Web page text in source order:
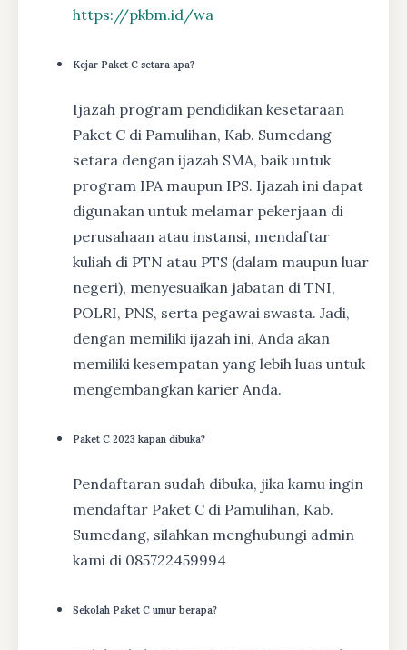
https://pkbm.id/wa
Kejar Paket C setara apa?
Ijazah program pendidikan kesetaraan
Paket C di Pamulihan, Kab. Sumedang
setara dengan ijazah SMA, baik untuk
program IPA maupun IPS. Ijazah ini dapat
digunakan untuk melamar pekerjaan di
perusahaan atau instansi, mendaftar
kuliah di PTN atau PTS (dalam maupun luar
negeri), menyesuaikan jabatan di TNI,
POLRI, PNS, serta pegawai swasta. Jadi,
dengan memiliki ijazah ini, Anda akan
memiliki kesempatan yang lebih luas untuk
mengembangkan karier Anda.
Paket C 2023 kapan dibuka?
Pendaftaran sudah dibuka, jika kamu ingin
mendaftar Paket C di Pamulihan, Kab.
Sumedang, silahkan menghubungi admin
kami di 085722459994
Sekolah Paket C umur berapa?